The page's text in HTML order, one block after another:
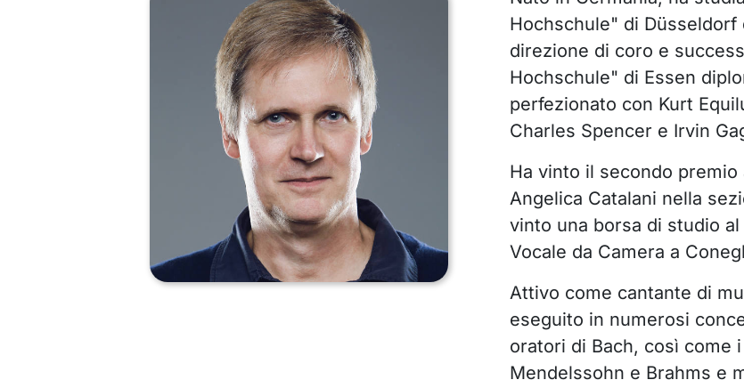
Hochschule" di
direzione di coro e
Hochschule" di Essen
perfezionato con Kurt
Charles Spencer e Irvin
Ha vinto il secondo
Angelica Catalani nella
vinto una borsa di studio
Vocale da Camera a
Attivo come cantante di
eseguito in numerosi
oratori di Bach, così come
Mendelssohn e Brahms e